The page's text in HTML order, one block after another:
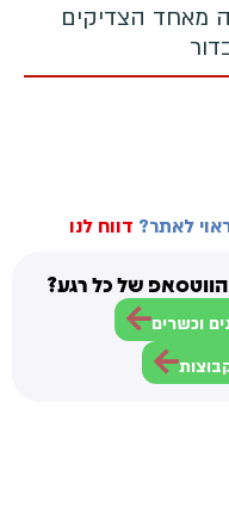
מאחד הצדיקים
לאתר? דווח לנו
של כל רגע?
וכשרים